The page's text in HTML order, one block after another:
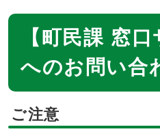
【町民課 窓口
へのお問い合
ご注意